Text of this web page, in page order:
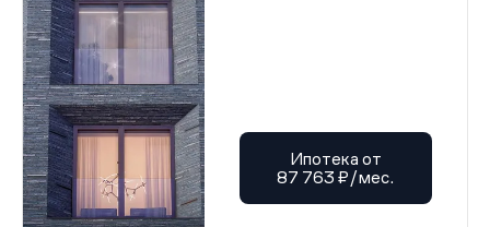
Ипотека от
87 763 ₽/мес.